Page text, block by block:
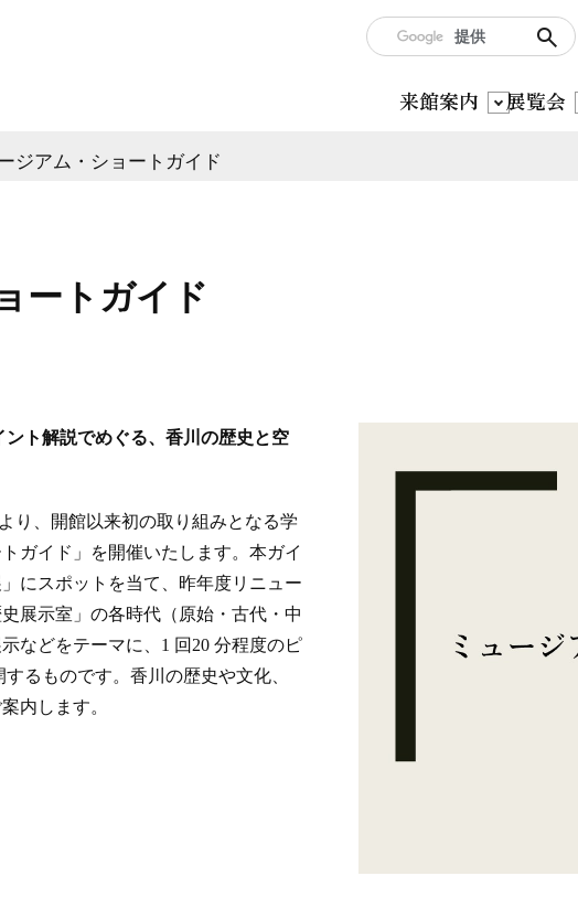
来館案内 展覧会
ジアム・ショートガイド
ートガイド
ト解説でめぐる、香川の歴史と空
り、開館以来初の取り組みとなる学
ガイド」を開催いたします。本ガイ
にスポットを当て、昨年度リニュー
展示室」の各時代（原始・古代・中
などをテーマに、1 回20 分程度のピ
るものです。香川の歴史や文化、
内します。